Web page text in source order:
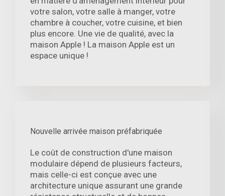
votre salon, votre salle à manger, votre
chambre à coucher, votre cuisine, et bien
plus encore. Une vie de qualité, avec la
maison Apple ! La maison Apple est un
espace unique !
Nouvelle arrivée maison préfabriquée
Le coût de construction d'une maison
modulaire dépend de plusieurs facteurs,
mais celle-ci est conçue avec une
architecture unique assurant une grande